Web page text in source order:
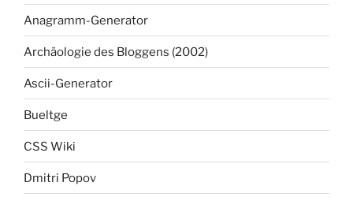
Anagramm-Generator
Archäologie des Bloggens (2002)
Ascii-Generator
Bueltge
CSS Wiki
Dmitri Popov